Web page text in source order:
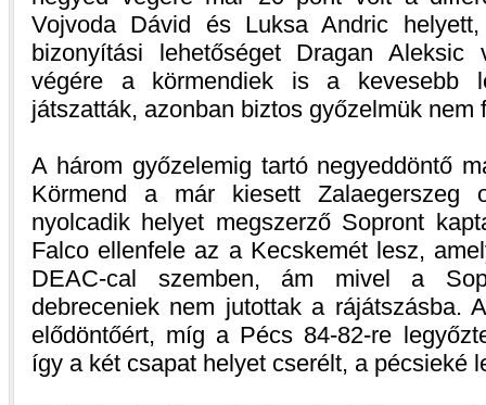
Vojvoda Dávid és Luksa Andric
bizonyítási lehetőséget Dragan Aleksic
végére a körmendiek is a kevesebb
játszatták, azonban biztos győzelmük nem
A három győzelemig tartó negyeddöntő
Körmend a már kiesett Zalaegerszeg
nyolcadik helyet megszerző Sopront
Falco ellenfele az a Kecskemét lesz,
DEAC-cal szemben, ám mivel a
debreceniek nem jutottak a rájátszásba.
elődöntőért, míg a Pécs 84-82-re
így a két csapat helyet cserélt, a pécsieké